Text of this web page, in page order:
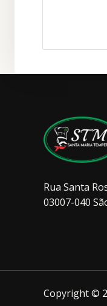
Rua Santa
03007-040
Copyright ©